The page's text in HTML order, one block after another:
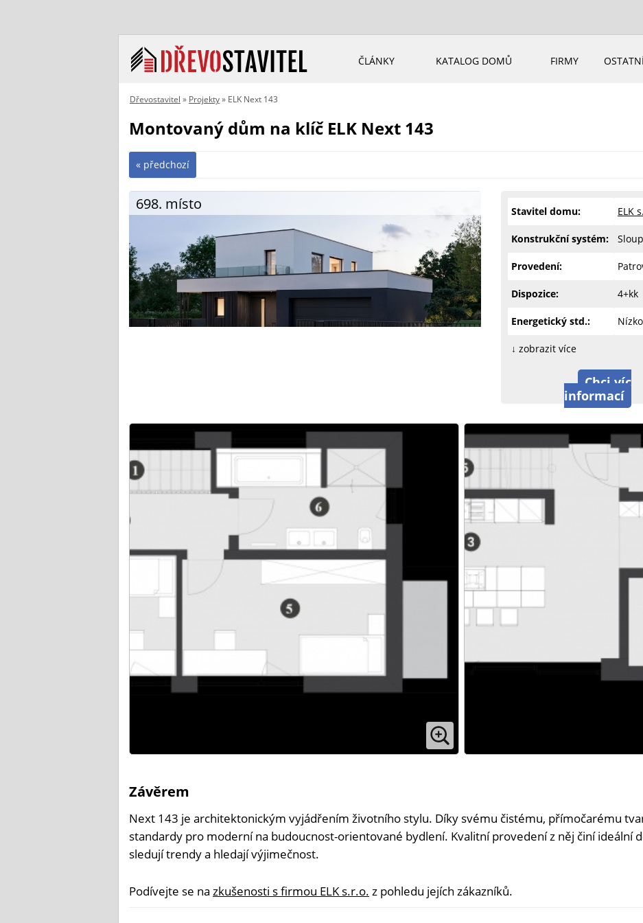
ČLÁNKY KATALOG DOMŮ FIRMY
Dřevostavitel » Projekty» ELK Next 143
Montovaný dům na klíč ELK Next 143
« předchozí
698. místo Stavitel domu: ELK
Konstrukční systém:
Provedení:
Dispozice: 4+kk
Energetický std.:
↓ zobrazit více
Chci víc
informací
Závěrem
Next 143 je architektonickým vyjádřením životního stylu. Díky svému čistému, přímočarému
standardy pro moderní na budoucnost-orientované bydlení. Kvalitní provedení z něj činí ideální
sledují trendy a hledají výjimečnost.
Podívejte se na zkušenosti s firmou ELK s.r.o. z pohledu jejích zákazníků.